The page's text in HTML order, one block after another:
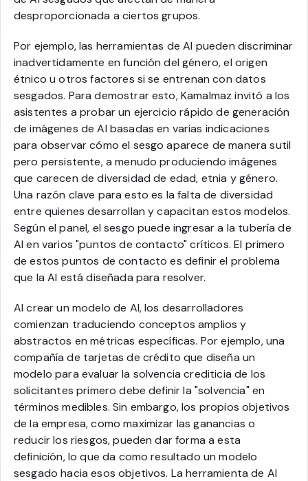
desproporcionada a ciertos grupos.
Por ejemplo, las herramientas de AI pueden discriminar
inadvertidamente en función del género, el origen
étnico u otros factores si se entrenan con datos
sesgados. Para demostrar esto, Kamalmaz invitó a los
asistentes a probar un ejercicio rápido de generación
de imágenes de AI basadas en varias indicaciones
para observar cómo el sesgo aparece de manera sutil
pero persistente, a menudo produciendo imágenes
que carecen de diversidad de edad, etnia y género.
Una razón clave para esto es la falta de diversidad
entre quienes desarrollan y capacitan estos modelos.
Según el panel, el sesgo puede ingresar a la tubería de
AI en varios "puntos de contacto" críticos. El primero
de estos puntos de contacto es definir el problema
que la AI está diseñada para resolver.
Al crear un modelo de AI, los desarrolladores
comienzan traduciendo conceptos amplios y
abstractos en métricas específicas. Por ejemplo, una
compañía de tarjetas de crédito que diseña un
modelo para evaluar la solvencia crediticia de los
solicitantes primero debe definir la "solvencia" en
términos medibles. Sin embargo, los propios objetivos
de la empresa, como maximizar las ganancias o
reducir los riesgos, pueden dar forma a esta
definición, lo que da como resultado un modelo
sesgado hacia esos objetivos. La herramienta de AI